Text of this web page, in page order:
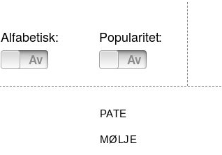
Alfabetisk:
Av
Popularitet:
Av
PATE
MØLJE